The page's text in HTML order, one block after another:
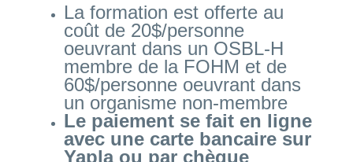
La formation est offerte au
coût de 20$/personne
oeuvrant dans un OSBL-H
membre de la FOHM et de
60$/personne oeuvrant dans
un organisme non-membre
Le paiement se fait en ligne
avec une carte bancaire sur
Yapla ou par chèque